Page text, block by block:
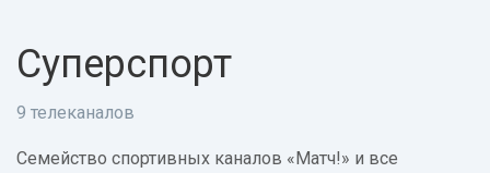
Суперспорт
9 телеканалов
Семейство спортивных каналов «Матч!» и все